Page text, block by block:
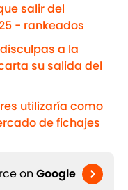
salir del
- rankeados
a la
su salida del
utilizaría como
de fichajes
on Google